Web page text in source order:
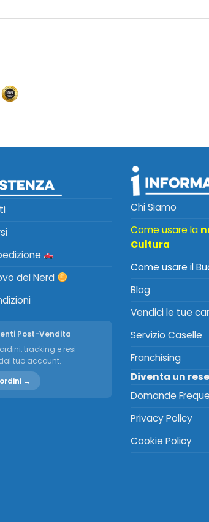
del Nerd
Post-Vendita
tracking e resi
tuo account.
→
Chi Siamo
Come usare la
Cultura
Come usare il
Blog
Vendici le tue
Servizio Caselle
Franchising
Diventa un
Domande
Privacy Policy
Cookie Policy